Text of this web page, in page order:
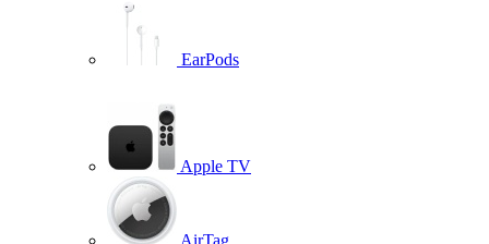
EarPods
Apple TV